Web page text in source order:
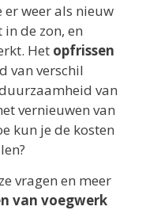
er weer als nieuw
de zon, en
Het opfrissen
van verschil
van
vernieuwen van
kun je de kosten
vragen en meer
van voegwerk